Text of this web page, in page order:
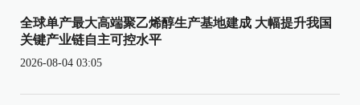
全球单产最大高端聚乙烯醇生产基地建成 大幅提升我国
关键产业链自主可控水平
2026-08-04 03:05